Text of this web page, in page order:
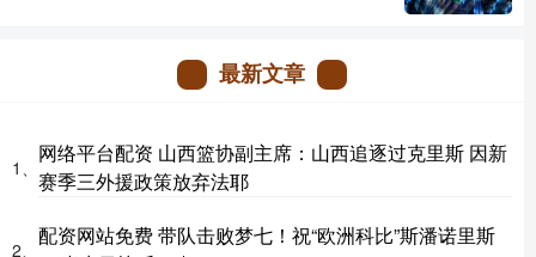
最新文章
1、
网络平台配资 山西篮协副主席：山西追逐过克里斯 因新
赛季三外援政策放弃法耶
2、
配资网站免费 带队击败梦七！祝“欧洲科比”斯潘诺里斯